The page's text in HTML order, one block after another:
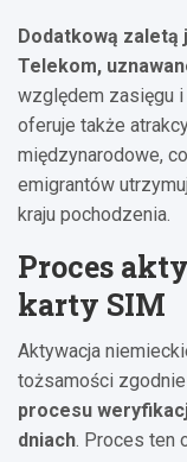
Dodatkową
Telekom,
względem zasięgu
oferuje także
międzynarodowe,
emigrantów
kraju pochodzenia.
Proces
karty SIM
Aktywacja
tożsamości
procesu
dniach. Proces ten